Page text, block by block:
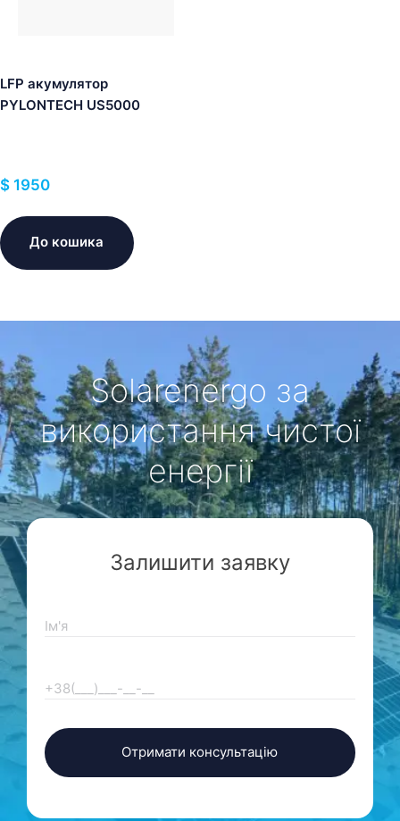
LFP акумулятор
PYLONTECH US5000
$ 1950
До кошика
Solarenergo за
використання чистої
енергії
Залишити заявку